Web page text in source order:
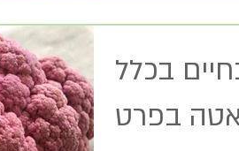
בכלל
בפרט